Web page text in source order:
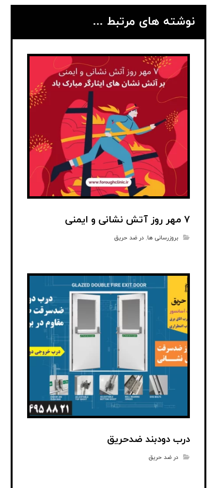
نوشته های مرتبط ...
۷ مهر روز آتش نشانی و ایمنی
بروزرسانی ها,در ضد حریق
درب دودبند ضدحریق
در ضد حریق